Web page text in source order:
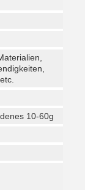
10-60g